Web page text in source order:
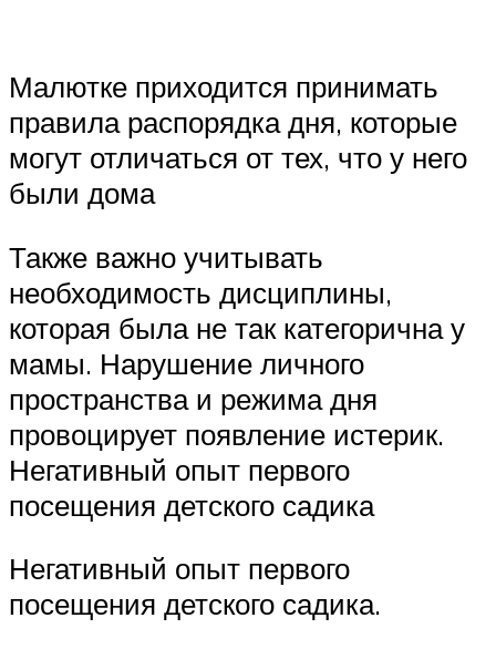
Малютке приходится принимать
правила распорядка дня, которые
могут отличаться от тех, что у него
были дома
Также важно учитывать
необходимость дисциплины,
которая была не так категорична у
мамы. Нарушение личного
пространства и режима дня
провоцирует появление истерик.
Негативный опыт первого
посещения детского садика
Негативный опыт первого
посещения детского садика.